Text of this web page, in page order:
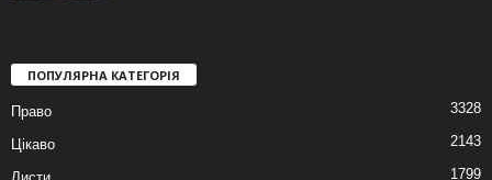
ПОПУЛЯРНА КАТЕГОРІЯ
Право 3328
Цікаво 2143
1799